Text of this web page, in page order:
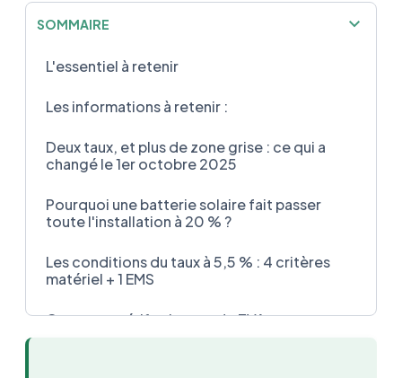
SOMMAIRE
L'essentiel à retenir
Les informations à retenir :
Deux taux, et plus de zone grise : ce qui a
changé le 1er octobre 2025
Pourquoi une batterie solaire fait passer
toute l'installation à 20 % ?
Les conditions du taux à 5,5 % : 4 critères
matériel + 1 EMS
Comment vérifier le taux de TVA sur votre